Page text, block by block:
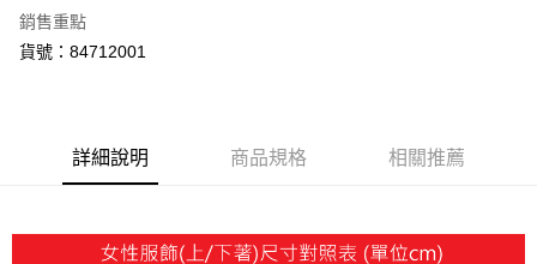
悠遊付
Google Pay
運送方式
每筆NT$100，滿NT$1,800(含以上)免運費
銷售重點
貨號：84712001
詳細說明 商品規格 相關推薦